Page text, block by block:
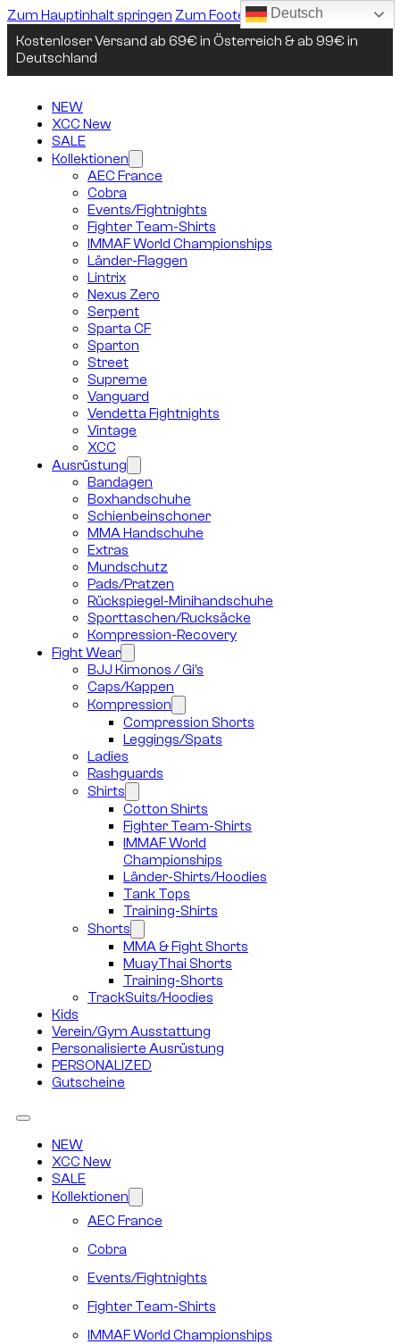
Zum Hauptinhalt springen Zum Footer springen
Kostenloser Versand ab 69€ in Österreich & ab 99€ in
Deutschland
NEW
XCC New
SALE
Kollektionen
AEC France
Cobra
Events/Fightnights
Fighter Team-Shirts
IMMAF World Championships
Länder-Flaggen
Lintrix
Nexus Zero
Serpent
Sparta CF
Sparton
Street
Supreme
Vanguard
Vendetta Fightnights
Vintage
XCC
Ausrüstung
Bandagen
Boxhandschuhe
Schienbeinschoner
MMA Handschuhe
Extras
Mundschutz
Pads/Pratzen
Rückspiegel-Minihandschuhe
Sporttaschen/Rucksäcke
Kompression-Recovery
Fight Wear
BJJ Kimonos / Gi’s
Caps/Kappen
Kompression
Compression Shorts
Leggings/Spats
Ladies
Rashguards
Shirts
Cotton Shirts
Fighter Team-Shirts
IMMAF World
Championships
Länder-Shirts/Hoodies
Tank Tops
Training-Shirts
Shorts
MMA & Fight Shorts
MuayThai Shorts
Training-Shorts
TrackSuits/Hoodies
Kids
Verein/Gym Ausstattung
Personalisierte Ausrüstung
PERSONALIZED
Gutscheine
NEW
XCC New
SALE
Kollektionen
AEC France
Cobra
Events/Fightnights
Fighter Team-Shirts
IMMAF World Championships
Deutsch